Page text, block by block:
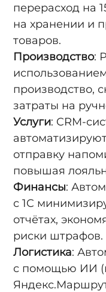
перерасход на
на хранении и
товаров.
Производство:
производство,
затраты на
Услуги: CRM-
отправку
повышая
Финансы:
с 1C
отчётах,
риски штрафов.
Логистика:
с помощью ИИ